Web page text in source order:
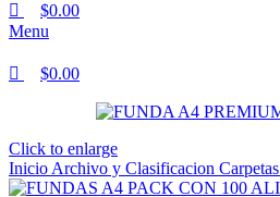
$0.00
Menu
$0.00
Click to enlarge
Inicio Archivo y Clasificacion Carpetas